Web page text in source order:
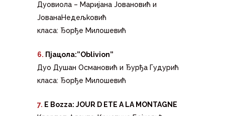
Дуовиола – Маријана Јовановић и
ЈованаНедељkовић
класа: Ђорђe Милошевић
6. Пјацола:”Oblivion”
Дуо Душан Османовић и Ђурђа Гудурић
класа: Ђорђе Милошевић
7. E Bozza: JOUR D ETE A LA MONTAGNE